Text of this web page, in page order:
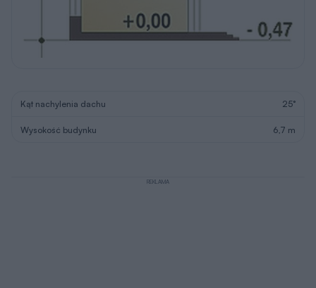
Kąt nachylenia dachu 25°
Wysokość budynku 6,7 m
REKLAMA